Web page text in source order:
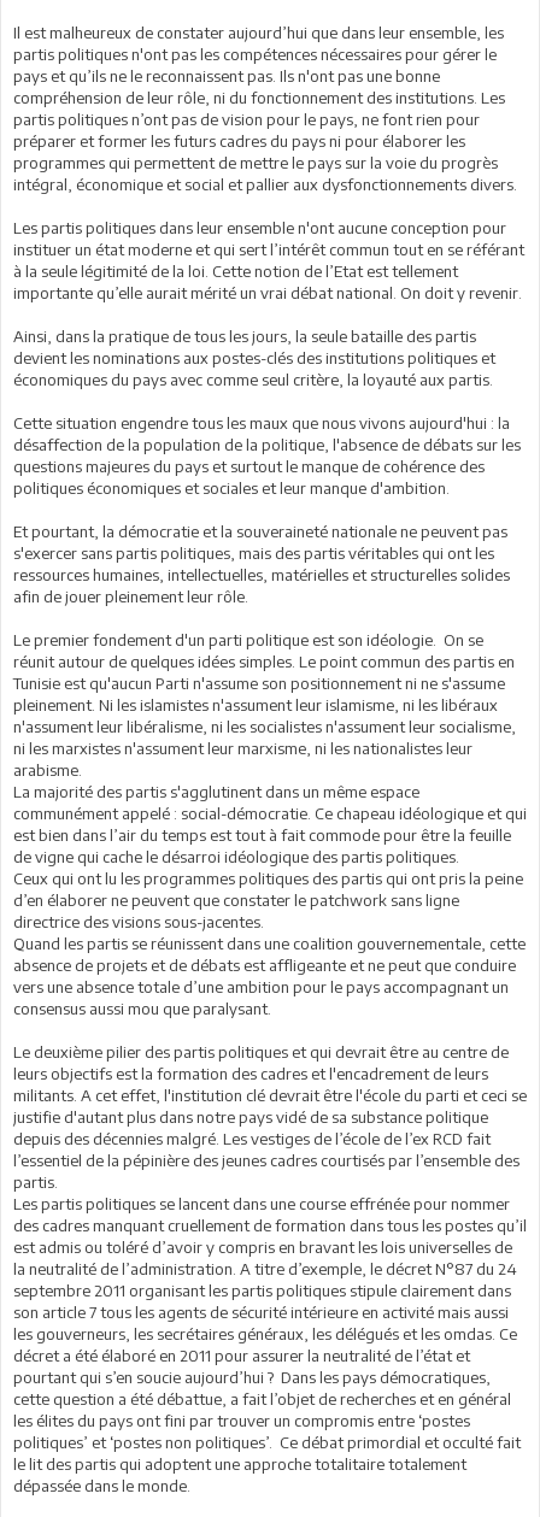
Il est malheureux de constater aujourd’hui que dans leur ensemble, les
partis politiques n'ont pas les compétences nécessaires pour gérer le
pays et qu’ils ne le reconnaissent pas. Ils n'ont pas une bonne
compréhension de leur rôle, ni du fonctionnement des institutions. Les
partis politiques n’ont pas de vision pour le pays, ne font rien pour
préparer et former les futurs cadres du pays ni pour élaborer les
programmes qui permettent de mettre le pays sur la voie du progrès
intégral, économique et social et pallier aux dysfonctionnements divers.
Les partis politiques dans leur ensemble n'ont aucune conception pour
instituer un état moderne et qui sert l’intérêt commun tout en se référant
à la seule légitimité de la loi. Cette notion de l’Etat est tellement
importante qu’elle aurait mérité un vrai débat national. On doit y revenir.
Ainsi, dans la pratique de tous les jours, la seule bataille des partis
devient les nominations aux postes-clés des institutions politiques et
économiques du pays avec comme seul critère, la loyauté aux partis.
Cette situation engendre tous les maux que nous vivons aujourd'hui : la
désaffection de la population de la politique, l'absence de débats sur les
questions majeures du pays et surtout le manque de cohérence des
politiques économiques et sociales et leur manque d'ambition.
Et pourtant, la démocratie et la souveraineté nationale ne peuvent pas
s'exercer sans partis politiques, mais des partis véritables qui ont les
ressources humaines, intellectuelles, matérielles et structurelles solides
afin de jouer pleinement leur rôle.
Le premier fondement d'un parti politique est son idéologie. On se
réunit autour de quelques idées simples. Le point commun des partis en
Tunisie est qu'aucun Parti n'assume son positionnement ni ne s'assume
pleinement. Ni les islamistes n'assument leur islamisme, ni les libéraux
n'assument leur libéralisme, ni les socialistes n'assument leur socialisme,
ni les marxistes n'assument leur marxisme, ni les nationalistes leur
arabisme.
La majorité des partis s'agglutinent dans un même espace
communément appelé : social-démocratie. Ce chapeau idéologique et qui
est bien dans l’air du temps est tout à fait commode pour être la feuille
de vigne qui cache le désarroi idéologique des partis politiques.
Ceux qui ont lu les programmes politiques des partis qui ont pris la peine
d’en élaborer ne peuvent que constater le patchwork sans ligne
directrice des visions sous-jacentes.
Quand les partis se réunissent dans une coalition gouvernementale, cette
absence de projets et de débats est affligeante et ne peut que conduire
vers une absence totale d’une ambition pour le pays accompagnant un
consensus aussi mou que paralysant.
Le deuxième pilier des partis politiques et qui devrait être au centre de
leurs objectifs est la formation des cadres et l'encadrement de leurs
militants. A cet effet, l'institution clé devrait être l'école du parti et ceci se
justifie d'autant plus dans notre pays vidé de sa substance politique
depuis des décennies malgré. Les vestiges de l’école de l’ex RCD fait
l’essentiel de la pépinière des jeunes cadres courtisés par l’ensemble des
partis.
Les partis politiques se lancent dans une course effrénée pour nommer
des cadres manquant cruellement de formation dans tous les postes qu’il
est admis ou toléré d’avoir y compris en bravant les lois universelles de
la neutralité de l’administration. A titre d’exemple, le décret N°87 du 24
septembre 2011 organisant les partis politiques stipule clairement dans
son article 7 tous les agents de sécurité intérieure en activité mais aussi
les gouverneurs, les secrétaires généraux, les délégués et les omdas. Ce
décret a été élaboré en 2011 pour assurer la neutralité de l’état et
pourtant qui s’en soucie aujourd’hui ? Dans les pays démocratiques,
cette question a été débattue, a fait l’objet de recherches et en général
les élites du pays ont fini par trouver un compromis entre ‘postes
politiques’ et ‘postes non politiques’. Ce débat primordial et occulté fait
le lit des partis qui adoptent une approche totalitaire totalement
dépassée dans le monde.